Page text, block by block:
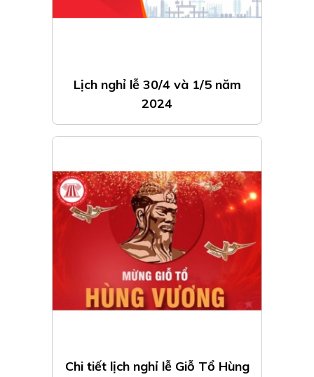
Lịch nghỉ lễ 30/4 và 1/5 năm
2024
Chi tiết lịch nghỉ lễ Giỗ Tổ Hùng